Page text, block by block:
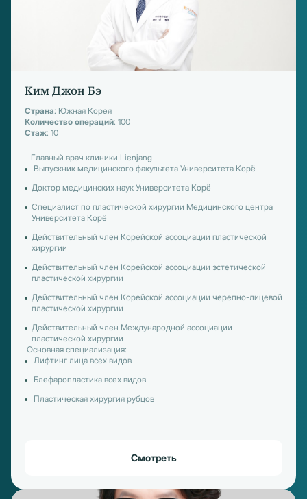
Ким Джон Бэ
Страна: Южная Корея
Количество операций: 100
Стаж: 10
Главный врач клиники Lienjang
Выпускник медицинского факультета Университета Корё
Доктор медицинских наук Университета Корё
Специалист по пластической хирургии Медицинского центра
Университета Корё
Действительный член Корейской ассоциации пластической
хирургии
Действительный член Корейской ассоциации эстетической
пластической хирургии
Действительный член Корейской ассоциации черепно-лицевой
пластической хирургии
Действительный член Международной ассоциации
пластической хирургии
Основная специализация:
Лифтинг лица всех видов
Блефаропластика всех видов
Пластическая хирургия рубцов
Смотреть